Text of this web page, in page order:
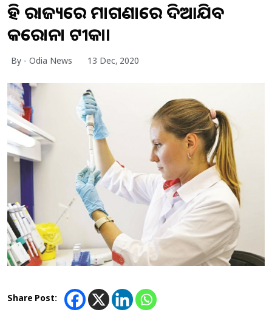
ଏହି ରାଜ୍ୟରେ ମାଗଣାରେ ଦିଆଯିବ
କରୋନା ଟୀକା।
By - Odia News 13 Dec, 2020
Share Post: